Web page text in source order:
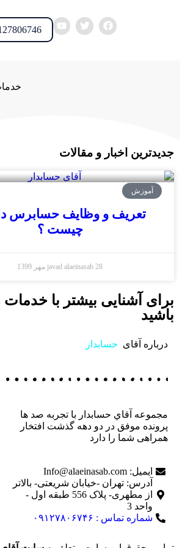
جدیدترین اخبار و مقالات
آموزش
تعریف و وظایف حسابرس
چیست ؟
javad alaeinasab28 مهر 1399
برای آشنایی بیشتر با
باشید
درباره آقای حسابدار
مجموعه آقاي حسابدار با تجربه صد ها
پرونده موفق در دو دهه گذشت افتخار
همراهی شما را دارد
ایمیل: Info@alaeinasab.com
آدرس: تهران -خیابان شریعتی- بالاتر
از مطهری- پلاک 556 طبقه اول -
واحد 3
شماره تماس : ۰۹۱۲۷۸۰۶۷۴۶